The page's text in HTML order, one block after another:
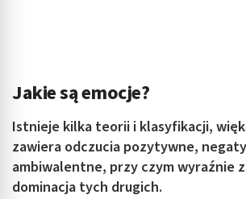
Jakie są emocje?
Istnieje kilka teorii i klasyfikacji,
zawiera odczucia pozytywne,
ambiwalentne, przy czym wyraźnie
dominacja tych drugich.